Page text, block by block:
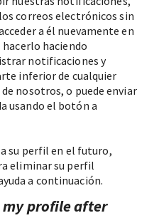
correos electrónicos sin
a él nuevamente en
haciendo
notificaciones y
inferior de cualquier
nosotros, o puede enviar
usando el botón a
a su perfil en el futuro,
eliminar su perfil
a continuación.
my profile after